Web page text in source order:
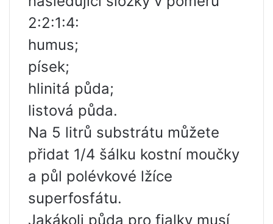
2:2:1:4:
humus;
písek;
hlinitá půda;
listová půda.
Na 5 litrů substrátu můžete
přidat 1/4 šálku kostní moučky
a půl polévkové lžíce
superfosfátu.
Jakákoli půda pro fialky musí